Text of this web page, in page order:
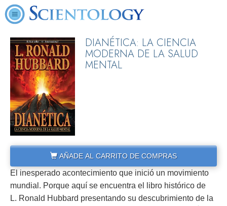
DIANÉTICA: LA CIENCIA
MODERNA DE LA SALUD
MENTAL
AÑADE AL CARRITO DE COMPRAS
El inesperado acontecimiento que inició un movimiento
mundial. Porque aquí se encuentra el libro histórico de
L. Ronald Hubbard presentando su descubrimiento de la